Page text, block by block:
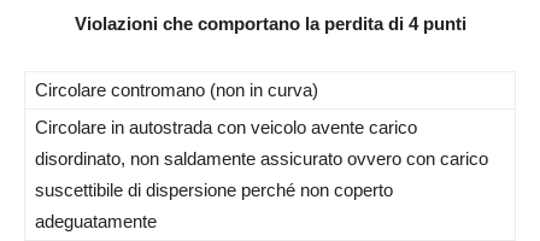
Violazioni che comportano la perdita di 4 punti
Circolare contromano (non in curva)
Circolare in autostrada con veicolo avente carico
disordinato, non saldamente assicurato ovvero con carico
suscettibile di dispersione perché non coperto
adeguatamente